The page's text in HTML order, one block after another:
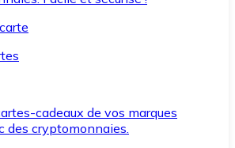
cadeaux de vos marques
des cryptomonnaies.